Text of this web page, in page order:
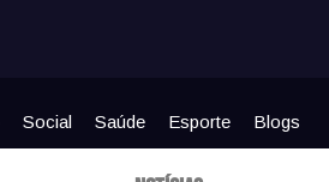
Social Saúde Esporte Blogs